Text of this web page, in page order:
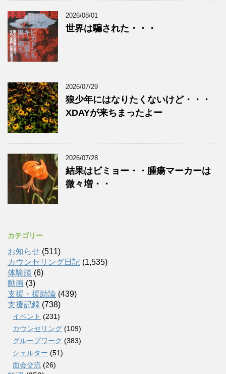
2026/08/01
世界は騙された・・・
2026/07/29
狼少年にはなりたくないけど・・・
XDAYが来ちまったよー
2026/07/28
結果はビミョー・・腫瘍マーカーは
微々増・・
カテゴリー
お知らせ (511)
カウンセリング日記 (1,535)
体験談 (6)
動画 (3)
支援・援助論 (439)
支援記録 (738)
イベント (231)
カウンセリング (109)
グループワーク (383)
シェルター (51)
面会交流 (26)